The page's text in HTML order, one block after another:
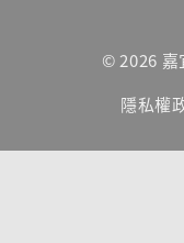
© 2026 嘉
隱私權